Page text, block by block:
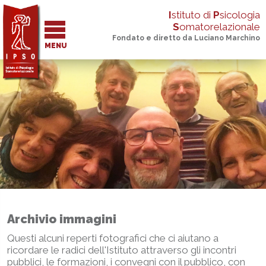
MENU
Istituto di Psicologia
Somatorelazionale
Fondato e diretto da Luciano Marchino
Archivio immagini
Questi alcuni reperti fotografici che ci aiutano a
ricordare le radici dell'Istituto attraverso gli incontri
pubblici, le formazioni, i convegni con il pubblico, con